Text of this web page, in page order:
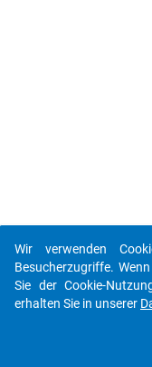
Kennen Sie
Datenpakete
bitte mit...
Wir verwenden
Besucherzugriffe.
Sie der Cookie-
erhalten Sie in unserer